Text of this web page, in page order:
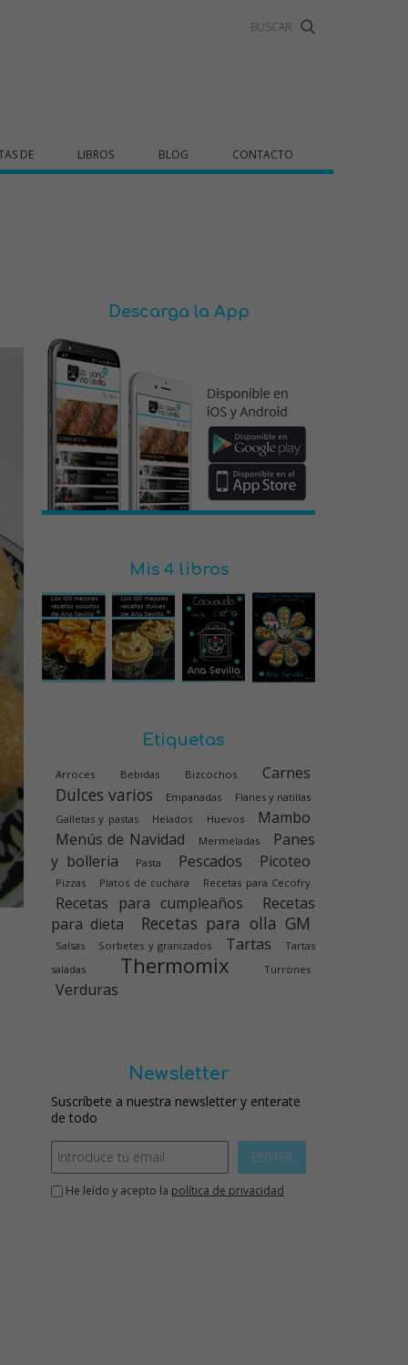
DE LIBROS BLOG CONTACTO
Descarga la App
Mis 4 libros
Etiquetas
Arroces Bebidas Bizcochos Carnes
Dulces varios Empanadas
Flanes y natillas
Galletas y pastas
Helados Huevos
Mambo
Menús de Navidad
Mermeladas
Panes
y bolleria
Pasta Pescados Picoteo
Pizzas Platos de cuchara Recetas para Cecofry
Recetas para cumpleaños
Recetas
para dieta
Recetas para olla GM
Salsas Sorbetes y granizados Tartas
Tartas
saladas
Thermomix Turrones
Verduras
Newsletter
Suscríbete a nuestra newsletter y enterate
de todo
ENVIAR
He leído y acepto la política de privacidad